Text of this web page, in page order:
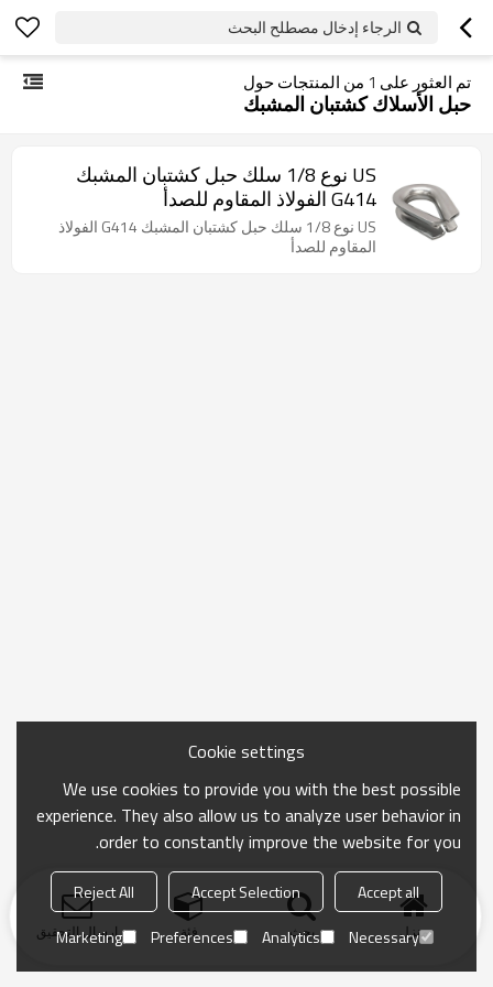
الرجاء إدخال مصطلح البحث
تم العثور على 1 من المنتجات حول
حبل الأسلاك كشتبان المشبك
US نوع 1/8 سلك حبل كشتبان المشبك
G414 الفولاذ المقاوم للصدأ
US نوع 1/8 سلك حبل كشتبان المشبك G414 الفولاذ
المقاوم للصدأ
منزل بحث فئة ارسال التحقيق
Cookie settings
We use cookies to provide you with the best possible
experience. They also allow us to analyze user behavior in
order to constantly improve the website for you.
Accept all
Accept Selection
Reject All
Necessary
Analytics
Preferences
Marketing